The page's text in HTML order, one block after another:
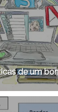
de um